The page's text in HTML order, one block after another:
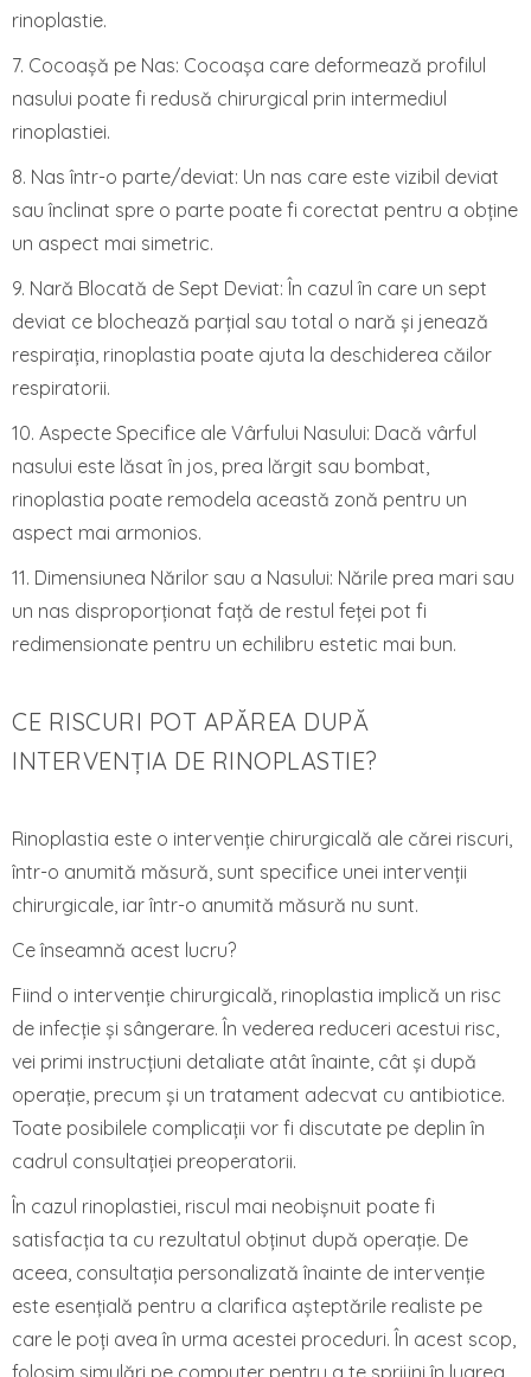
rinoplastie.
7. Cocoașă pe Nas: Cocoașa care deformează profilul
nasului poate fi redusă chirurgical prin intermediul
rinoplastiei.
8. Nas într-o parte/deviat: Un nas care este vizibil deviat
sau înclinat spre o parte poate fi corectat pentru a obține
un aspect mai simetric.
9. Nară Blocată de Sept Deviat: În cazul în care un sept
deviat ce blochează parțial sau total o nară și jenează
respirația, rinoplastia poate ajuta la deschiderea căilor
respiratorii.
10. Aspecte Specifice ale Vârfului Nasului: Dacă vârful
nasului este lăsat în jos, prea lărgit sau bombat,
rinoplastia poate remodela această zonă pentru un
aspect mai armonios.
11. Dimensiunea Nărilor sau a Nasului: Nările prea mari sau
un nas disproporționat față de restul feței pot fi
redimensionate pentru un echilibru estetic mai bun.
CE RISCURI POT APĂREA DUPĂ
INTERVENȚIA DE RINOPLASTIE?
Rinoplastia este o intervenție chirurgicală ale cărei riscuri,
într-o anumită măsură, sunt specifice unei intervenții
chirurgicale, iar într-o anumită măsură nu sunt.
Ce înseamnă acest lucru?
Fiind o intervenție chirurgicală, rinoplastia implică un risc
de infecție și sângerare. În vederea reduceri acestui risc,
vei primi instrucțiuni detaliate atât înainte, cât și după
operație, precum și un tratament adecvat cu antibiotice.
Toate posibilele complicații vor fi discutate pe deplin în
cadrul consultației preoperatorii.
În cazul rinoplastiei, riscul mai neobișnuit poate fi
satisfacția ta cu rezultatul obținut după operație. De
aceea, consultația personalizată înainte de intervenție
este esențială pentru a clarifica așteptările realiste pe
care le poți avea în urma acestei proceduri. În acest scop,
folosim simulări pe computer pentru a te sprijini în luarea